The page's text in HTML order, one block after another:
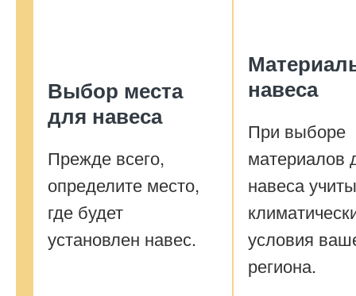
Выбор места
для навеса
Прежде всего,
определите место,
где будет
установлен навес.
навеса
При выборе
материалов
навеса
условия
региона.